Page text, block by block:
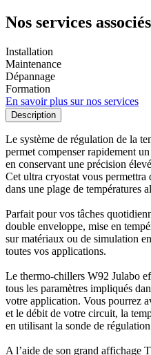
Nos services associés
Installation
Maintenance
Dépannage
Formation
En savoir plus sur nos services
Description
Le système de régulation de la
permet compenser rapidement
en conservant une précision
Cet ultra cryostat vous permettra
dans une plage de températures
Parfait pour vos tâches
double enveloppe, mise en
sur matériaux ou de simulation
toutes vos applications.
Le thermo-chillers W92 Julabo
tous les paramètres impliqués
votre application. Vous pourrez
et le débit de votre circuit, la
en utilisant la sonde de
A l’aide de son grand affichage